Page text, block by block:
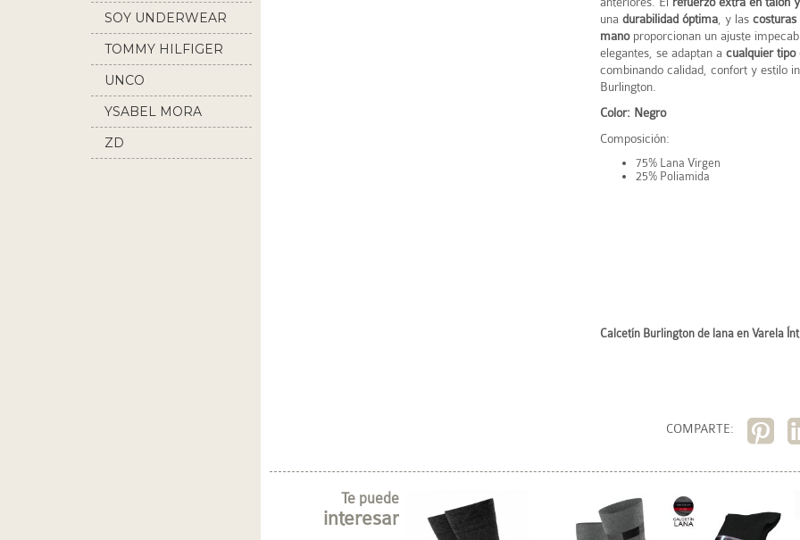
SOY UNDERWEAR
TOMMY HILFIGER
UNCO
YSABEL MORA
ZD
una durabilidad óptima , y las costuras
manoproporcionan un ajuste
elegantes, se adaptan a cualquier tipo
combinando calidad, confort y estilo
Burlington.
Color: Negro
Composición:
75% Lana Virgen
25% Poliamida
Calcetín Burlington de lana en Varela
COMPARTE:
Te puede
interesar